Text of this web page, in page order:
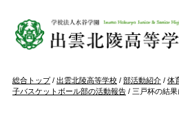
現
在
総合トップ/ 出雲北陵高等学校 / 部活動紹介 / 体
子バスケットボール部の活動報告 / 三戸杯の結